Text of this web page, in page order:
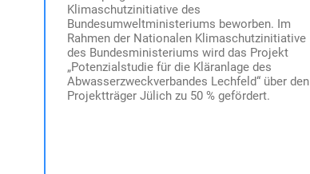
Klimaschutzinitiative des
Bundesumweltministeriums beworben. Im
Rahmen der Nationalen Klimaschutzinitiative
des Bundesministeriums wird das Projekt
„Potenzialstudie für die Kläranlage des
Abwasserzweckverbandes Lechfeld“ über den
Projektträger Jülich zu 50 % gefördert.